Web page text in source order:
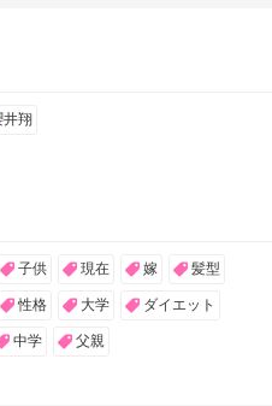
井翔
子供 現在 嫁 髪型
性格 大学 ダイエット
中学 父親